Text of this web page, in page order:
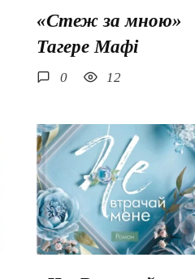
«Стеж за мною»
Тагере Мафі
0 12